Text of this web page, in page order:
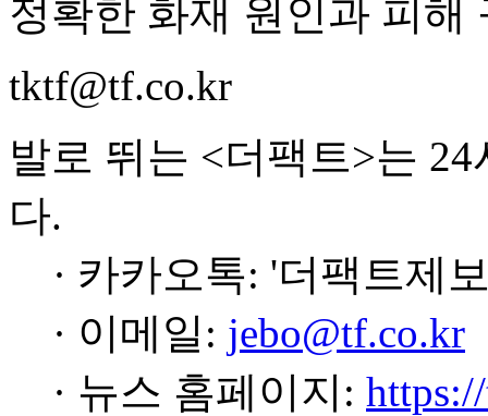
정확한 화재 원인과 피해
tktf@tf.co.kr
발로 뛰는 <더팩트>는
다.
· 카카오톡: '더팩트제
· 이메일: jebo@tf.co.kr
· 뉴스 홈페이지: